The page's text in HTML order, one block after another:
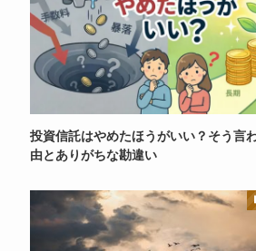
投資信託はやめたほうがいい？そう言
由とありがちな勘違い